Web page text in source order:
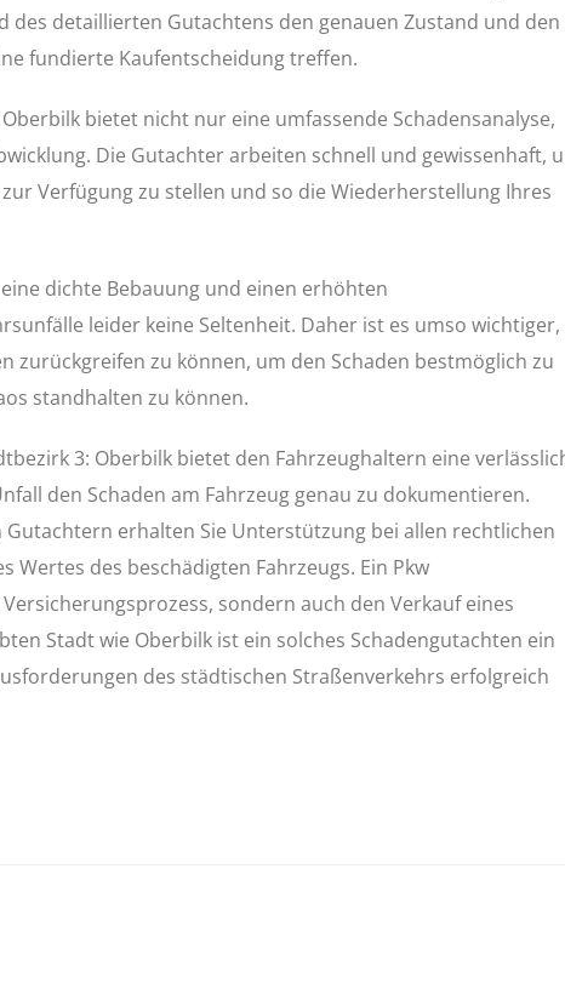
des detaillierten Gutachtens den genauen Zustand und den
fundierte Kaufentscheidung treffen.
bietet nicht nur eine umfassende Schadensanalyse,
Die Gutachter arbeiten schnell und gewissenhaft,
Verfügung zu stellen und so die Wiederherstellung Ihres
dichte Bebauung und einen erhöhten
leider keine Seltenheit. Daher ist es umso wichtiger,
zurückgreifen zu können, um den Schaden bestmöglich zu
standhalten zu können.
3: Oberbilk bietet den Fahrzeughaltern eine
den Schaden am Fahrzeug genau zu dokumentieren.
erhalten Sie Unterstützung bei allen rechtlichen
des beschädigten Fahrzeugs. Ein Pkw
sondern auch den Verkauf eines
Stadt wie Oberbilk ist ein solches Schadengutachten ein
des städtischen Straßenverkehrs erfolgreich